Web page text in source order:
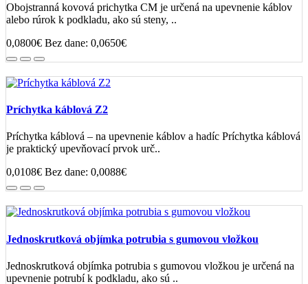
Obojstranná kovová prichytka CM je určená na upevnenie káblov
alebo rúrok k podkladu, ako sú steny, ..
0,0800€ Bez dane: 0,0650€
Príchytka káblová Z2
Príchytka káblová – na upevnenie káblov a hadíc Príchytka káblová
je praktický upevňovací prvok urč..
0,0108€ Bez dane: 0,0088€
Jednoskrutková objímka potrubia s gumovou vložkou
Jednoskrutková objímka potrubia s gumovou vložkou je určená na
upevnenie potrubí k podkladu, ako sú ..